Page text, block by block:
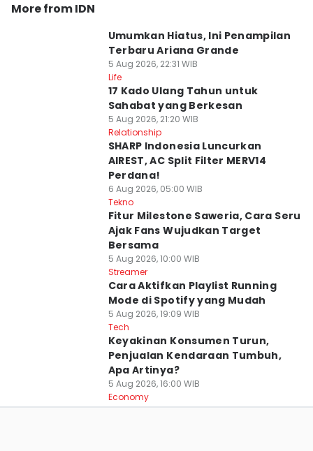
More from IDN
Umumkan Hiatus, Ini Penampilan
Terbaru Ariana Grande
5 Aug 2026, 22:31 WIB
Life
17 Kado Ulang Tahun untuk
Sahabat yang Berkesan
5 Aug 2026, 21:20 WIB
Relationship
SHARP Indonesia Luncurkan
AIREST, AC Split Filter MERV14
Perdana!
6 Aug 2026, 05:00 WIB
Tekno
Fitur Milestone Saweria, Cara Seru
Ajak Fans Wujudkan Target
Bersama
5 Aug 2026, 10:00 WIB
Streamer
Cara Aktifkan Playlist Running
Mode di Spotify yang Mudah
5 Aug 2026, 19:09 WIB
Tech
Keyakinan Konsumen Turun,
Penjualan Kendaraan Tumbuh,
Apa Artinya?
5 Aug 2026, 16:00 WIB
Economy